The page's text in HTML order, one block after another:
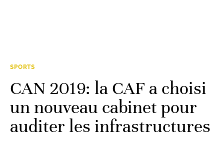
SPORTS
CAN 2019: la CAF a choisi
un nouveau cabinet pour
auditer les infrastructures